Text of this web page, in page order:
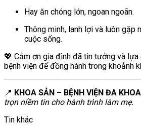
Hay ăn chóng lớn, ngoan ngoãn.
Thông minh, lanh lợi và luôn gặp
cuộc sống.
💖 Cảm ơn gia đình đã tin tưởng và
bệnh viện để đồng hành trong khoảnh
📍 KHOA SẢN – BỆNH VIỆN ĐA
trọn niềm tin cho hành trình làm mẹ.
Tin khác